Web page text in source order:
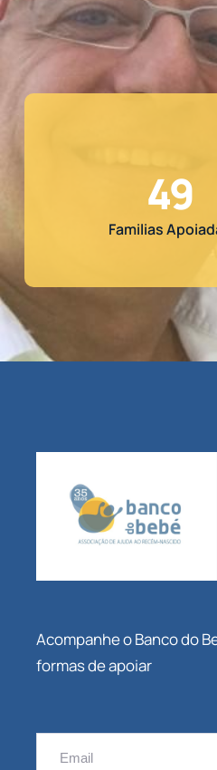
Familias
50
Acompanhe o Banco do
formas de apoiar